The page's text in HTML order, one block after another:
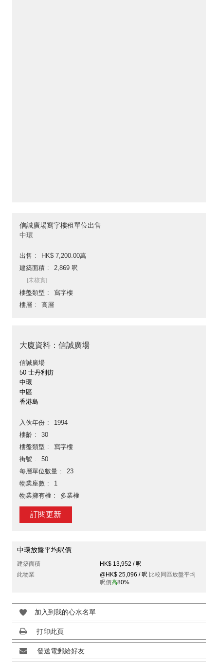
信誠廣場寫字樓租單位出售
中環
出售
HK$ 7,200.00萬
建築面積
2,869 呎
[未核實]
樓盤類型
寫字樓
樓層
高層
大廈資料：信誠廣場
信誠廣場
50 士丹利街
中環
中區
香港島
入伙年份
1994
樓齡
30
樓盤類型
寫字樓
街號
50
每層單位數量
23
物業座數
1
物業擁有權
多業權
訂閱更新
中環放盤平均呎價
建築面積
HK$ 13,952 / 呎
此物業
@HK$ 25,096 / 呎 比較同區放盤平均
呎價高80%
加入到我的心水名單
打印此頁
發送電郵給好友